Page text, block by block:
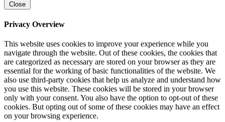
Close
Privacy Overview
This website uses cookies to improve your experience while you
navigate through the website. Out of these cookies, the cookies that
are categorized as necessary are stored on your browser as they are
essential for the working of basic functionalities of the website. We
also use third-party cookies that help us analyze and understand how
you use this website. These cookies will be stored in your browser
only with your consent. You also have the option to opt-out of these
cookies. But opting out of some of these cookies may have an effect
on your browsing experience.